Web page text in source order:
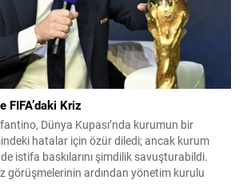
FIFA’daki Kriz
Dünya Kupası’nda kurumun bir
hatalar için özür diledi; ancak kurum
istifa baskılarını şimdilik savuşturabildi.
görüşmelerinin ardından yönetim kurulu